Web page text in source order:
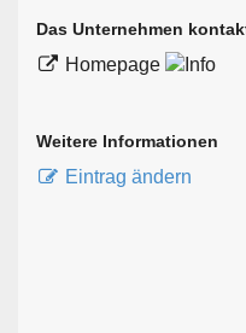
Das Unternehmen
Homepage
Weitere Informationen
Eintrag ändern